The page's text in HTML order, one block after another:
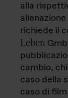
alla
richiede il
Leben
cambio,
caso della
caso di